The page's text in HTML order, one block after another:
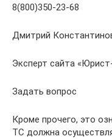
8(800)350-23-68
Дмитрий
Эксперт сайта
Задать вопрос
Кроме прочего, это
ТС должна